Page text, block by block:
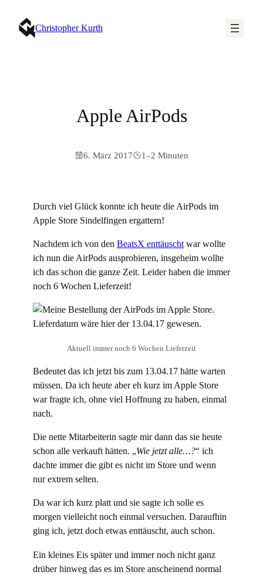
Christopher Kurth
Apple AirPods
6. März 2017 1–2 Minuten
Durch viel Glück konnte ich heute die AirPods im
Apple Store Sindelfingen ergattern!
Nachdem ich von den BeatsX enttäuschtwar wollte
ich nun die AirPods ausprobieren, insgeheim wollte
ich das schon die ganze Zeit. Leider haben die immer
noch 6 Wochen Lieferzeit!
Aktuell immer noch 6 Wochen Lieferzeit
Bedeutet das ich jetzt bis zum 13.04.17 hätte warten
müssen. Da ich heute aber eh kurz im Apple Store
war fragte ich, ohne viel Hoffnung zu haben, einmal
nach.
Die nette Mitarbeiterin sagte mir dann das sie heute
schon alle verkauft hätten. „Wie jetzt alle…?“ ich
dachte immer die gibt es nicht im Store und wenn
nur extrem selten.
Da war ich kurz platt und sie sagte ich solle es
morgen vielleicht noch einmal versuchen. Daraufhin
ging ich, jetzt doch etwas enttäuscht, auch schon.
Ein kleines Eis später und immer noch nicht ganz
drüber hinweg das es im Store anscheinend normal